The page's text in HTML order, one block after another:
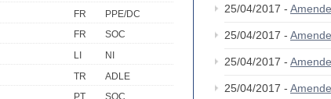
FR
PPE/DC
FR
SOC
LI
NI
TR
ADLE
PT
SOC
25/04/2017 -
25/04/2017 -
25/04/2017 -
25/04/2017 -